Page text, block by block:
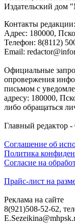
Издательский
Контакты редакции:
Адреc: 180000,
Телефон: 8(8112)
Email:
Официальные
опровержения
письмом с
адресу: 180000,
либо обращаться
Главный редактор
Соглашение об
Политика
Согласие на
Прайс-лист на
Реклама на сайте
8(921)508-52-62,